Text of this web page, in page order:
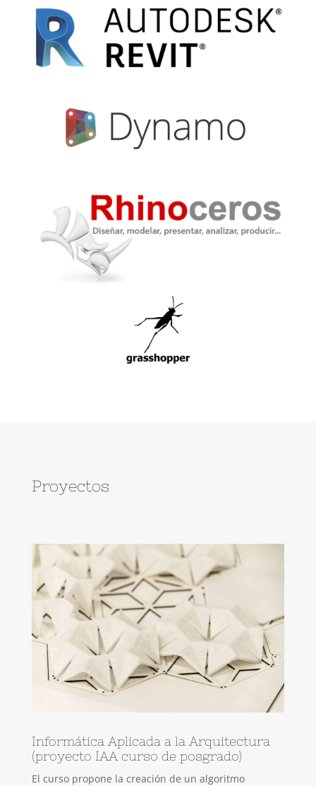
Proyectos
Informática Aplicada a la Arquitectura
(proyecto IAA curso de posgrado)
El curso propone la creación de un algoritmo